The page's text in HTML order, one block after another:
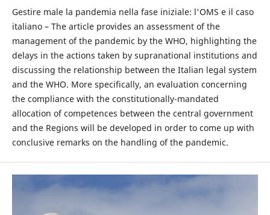
Gestire male la pandemia nella fase iniziale: l'OMS e il caso
italiano – The article provides an assessment of the
management of the pandemic by the WHO, highlighting the
delays in the actions taken by supranational institutions and
discussing the relationship between the Italian legal system
and the WHO. More specifically, an evaluation concerning
the compliance with the constitutionally-mandated
allocation of competences between the central government
and the Regions will be developed in order to come up with
conclusive remarks on the handling of the pandemic.